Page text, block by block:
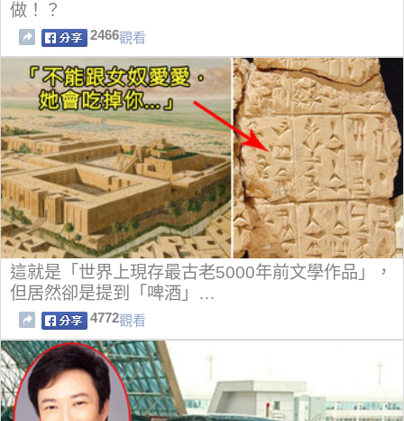
做！？
2466觀看
這就是「世界上現存最古老5000年前文學作品」，
但居然卻是提到「啤酒」…
4772觀看